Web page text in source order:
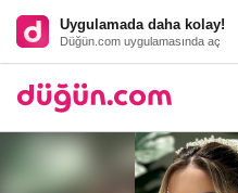
Uygulamada daha kolay!
Düğün.com uygulamasında aç